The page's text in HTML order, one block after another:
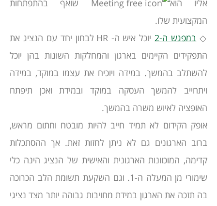
אליו הוא
שואף בהתפתחות
המקצועית שלו.
◇ במפגש ה-2
יוכל איש ה- HR לבחון יחד עם הנציג את
התפקידים הקיימים בארגון והמחלקות השונות בהן יוכל
להשתלב בהמשך. במידה ויוכיח את עצמו במוקד, במידה
ויתחייב להמשך העסקה במוקד ובמידת ואכן תיפתח
האופציה לאיוש משרה בהמשך.
אופק הקידום לא תמיד חייב להיות מובטח וחתום מראש,
ברוב הארגונים גם לא ניתן לחזות זאת. אך ההסתכלות
קדימה, המוכוונות הארגונית והאישית של הנציג הינה כלי
שימורי מן המעלה ה-1. וגם השקעת תשומת הלב הכרוכה
בה תזכה את הארגון במידת מחויבות גבוהה יותר מצד נציגי